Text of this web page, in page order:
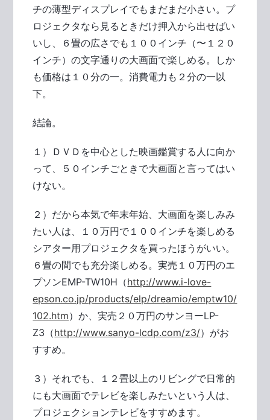
チの薄型ディスプレイでもまだまだ小さい。プ
ロジェクタなら見るときだけ押入から出せばい
いし、６畳の広さでも１００インチ（〜１２０
インチ）の文字通りの大画面で楽しめる。しか
も価格は１０分の一。消費電力も２分の一以
下。
結論。
１）ＤＶＤを中心とした映画鑑賞する人に向か
って、５０インチごときで大画面と言ってはい
けない。
２）だから本気で年末年始、大画面を楽しみみ
たい人は、１０万円で１００インチを楽しめる
シアター用プロジェクタを買ったほうがいい。
６畳の間でも充分楽しめる。実売１０万円のエ
プソンEMP-TW10H（http://www.i-love-
epson.co.jp/products/elp/dreamio/emptw10/
102.htm）か、実売２０万円のサンヨーLP-
Z3（http://www.sanyo-lcdp.com/z3/）がお
すすめ。
３）それでも、１２畳以上のリビングで日常的
にも大画面でテレビを楽しみたいという人は、
プロジェクションテレビをすすめます。